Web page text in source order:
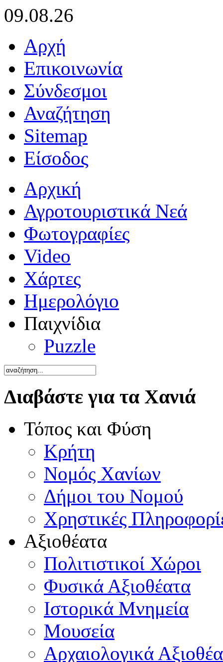
09.08.26
Αρχή
Επικοινωνία
Σύνδεσμοι
Αναζήτηση
Sitemap
Είσοδος
Αρχική
Αγροτουριστικά Νεά
Φωτογραφίες
Video
Χάρτες
Ημερολόγιο
Παιχνίδια
Puzzle
Διαβάστε για τα Χανιά
Τόπος και Φύση
Κρήτη
Νομός Χανίων
Δήμοι του Νομού
Χρηστικές
Αξιοθέατα
Πολιτιστικοί Χώροι
Φυσικά Αξιοθέατα
Ιστορικά Μνημεία
Μουσεία
Αρχαιολογικά